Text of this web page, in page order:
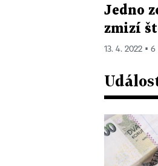
Jedno
zmizí
13. 4. 2022 ▪